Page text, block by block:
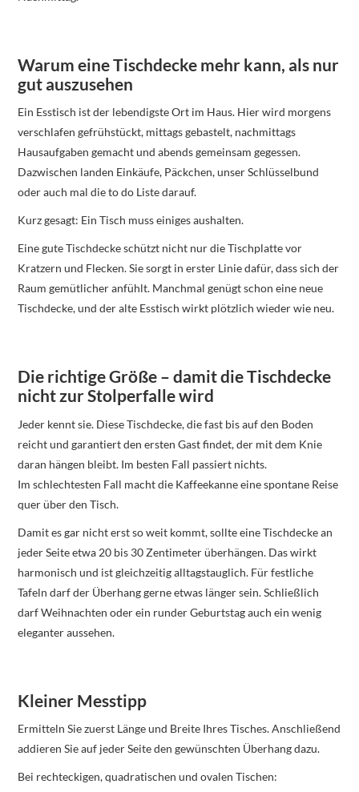
Warum eine Tischdecke mehr kann, als nur
gut auszusehen
Ein Esstisch ist der lebendigste Ort im Haus. Hier wird morgens
verschlafen gefrühstückt, mittags gebastelt, nachmittags
Hausaufgaben gemacht und abends gemeinsam gegessen.
Dazwischen landen Einkäufe, Päckchen, unser Schlüsselbund
oder auch mal die to do Liste darauf.
Kurz gesagt: Ein Tisch muss einiges aushalten.
Eine gute Tischdecke schützt nicht nur die Tischplatte vor
Kratzern und Flecken. Sie sorgt in erster Linie dafür, dass sich der
Raum gemütlicher anfühlt. Manchmal genügt schon eine neue
Tischdecke, und der alte Esstisch wirkt plötzlich wieder wie neu.
Die richtige Größe – damit die Tischdecke
nicht zur Stolperfalle wird
Jeder kennt sie. Diese Tischdecke, die fast bis auf den Boden
reicht und garantiert den ersten Gast findet, der mit dem Knie
daran hängen bleibt. Im besten Fall passiert nichts.
Im schlechtesten Fall macht die Kaffeekanne eine spontane Reise
quer über den Tisch.
Damit es gar nicht erst so weit kommt, sollte eine Tischdecke an
jeder Seite etwa 20 bis 30 Zentimeter überhängen. Das wirkt
harmonisch und ist gleichzeitig alltagstauglich. Für festliche
Tafeln darf der Überhang gerne etwas länger sein. Schließlich
darf Weihnachten oder ein runder Geburtstag auch ein wenig
eleganter aussehen.
Kleiner Messtipp
Ermitteln Sie zuerst Länge und Breite Ihres Tisches. Anschließend
addieren Sie auf jeder Seite den gewünschten Überhang dazu.
Bei rechteckigen, quadratischen und ovalen Tischen: